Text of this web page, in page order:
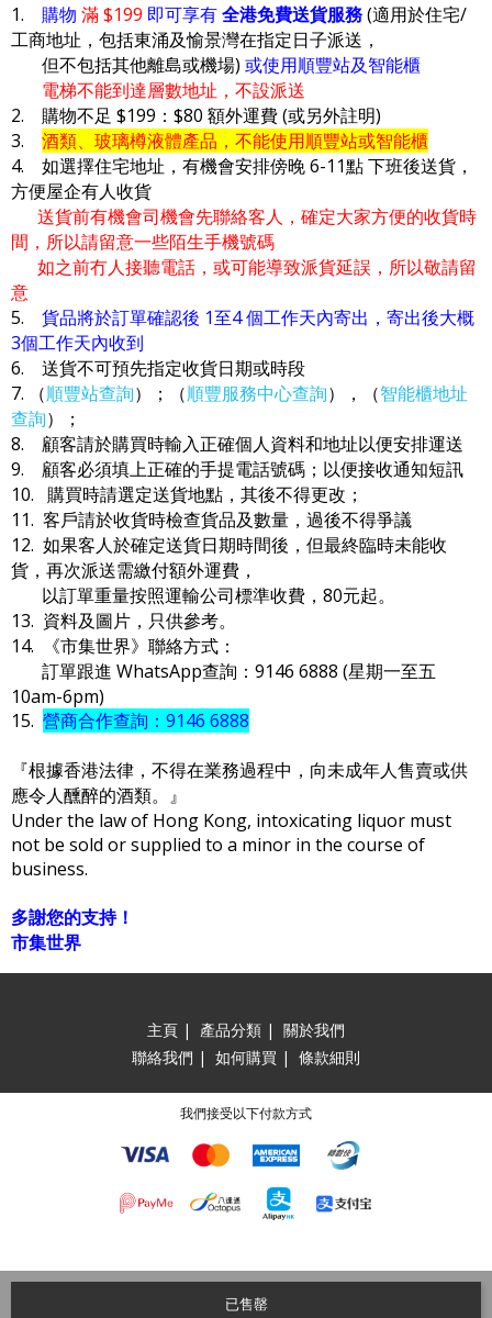
已售罄
1. 購物 滿 $199 即可享有全港免費送貨服務(適用於住宅/
工商地址，包括東涌及愉景灣在指定日子派送，
但不包括其他離島或機場) 或使用順豐站及智能櫃
電梯不能到達層數地址，不設派送
2. 購物不足 $199：$80 額外運費 (或另外註明)
3. 酒類、玻璃樽液體產品，不能使用順豐站或智能櫃
4. 如選擇住宅地址，有機會安排傍晚 6-11點 下班後送貨，
方便屋企有人收貨
送貨前有機會司機會先聯絡客人，確定大家方便的收貨時
間，所以請留意一些陌生手機號碼
如之前冇人接聽電話，或可能導致派貨延誤，所以敬請留
意
5. 貨品將於訂單確認後 1至4 個工作天內寄出，寄出後大概
3個工作天內收到
6. 送貨不可預先指定收貨日期或時段
7. （順豐站查詢）；（順豐服務中心查詢），（智能櫃地址
查詢）；
8. 顧客請於購買時輸入正確個人資料和地址以便安排運送
9. 顧客必須填上正確的手提電話號碼；以便接收通知短訊
10. 購買時請選定送貨地點，其後不得更改；
11. 客戶請於收貨時檢查貨品及數量，過後不得爭議
12. 如果客人於確定送貨日期時間後，但最終臨時未能收
貨，再次派送需繳付額外運費，
以訂單重量按照運輸公司標準收費，80元起。
13. 資料及圖片，只供參考。
14. 《市集世界》聯絡方式：
訂單跟進 WhatsApp查詢：9146 6888 (星期一至五
10am-6pm)
15. 營商合作查詢：9146 6888
『根據香港法律，不得在業務過程中，向未成年人售賣或供
應令人醺醉的酒類。』
Under the law of Hong Kong, intoxicating liquor must
not be sold or supplied to a minor in the course of
business.
多謝您的支持！
市集世界
主頁 | 產品分類 | 關於我們
聯絡我們 | 如何購買 | 條款細則
我們接受以下付款方式